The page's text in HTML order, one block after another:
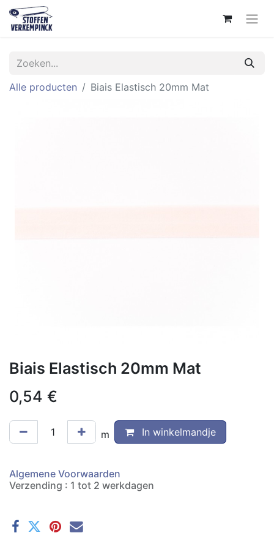
Alle producten Biais Elastisch 20mm Mat
Biais Elastisch 20mm Mat
0,54 €
m In winkelmandje
Algemene Voorwaarden
Verzending : 1 tot 2 werkdagen